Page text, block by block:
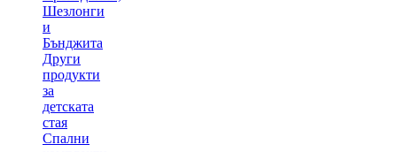
Шезлонги
и
Бънджита
Други
продукти
за
детската
стая
Спални